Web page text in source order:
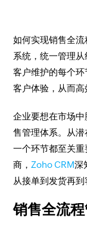
如何实现销售全
系统，统一管理
客户维护的每个
客户体验，从而高
企业要想在市场
售管理体系。从
一个环节都至关
商， Zoho CRM深
从接单到发货再到
销售全流